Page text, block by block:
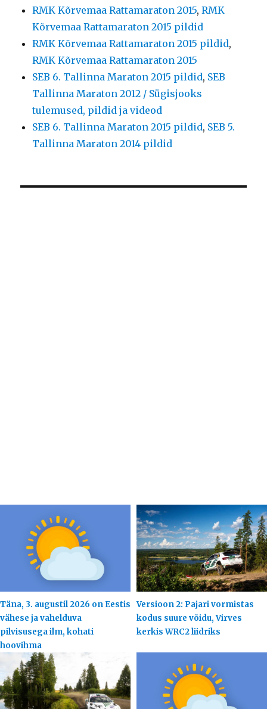
RMK Kõrvemaa Rattamaraton 2015,RMK
Kõrvemaa Rattamaraton 2015 pildid
RMK Kõrvemaa Rattamaraton 2015 pildid,
RMK Kõrvemaa Rattamaraton 2015
SEB 6. Tallinna Maraton 2015 pildid, SEB
Tallinna Maraton 2012 / Sügisjooks
tulemused, pildid ja videod
SEB 6. Tallinna Maraton 2015 pildid, SEB 5.
Tallinna Maraton 2014 pildid
Täna, 3. augustil 2026 on Eestis
vähese ja vahelduva
pilvisusega ilm, kohati
hoovihma
Versioon 2: Pajari vormistas
kodus suure võidu, Virves
kerkis WRC2 liidriks